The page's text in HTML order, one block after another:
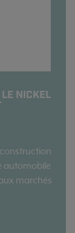
NICKEL
automobile
marchés